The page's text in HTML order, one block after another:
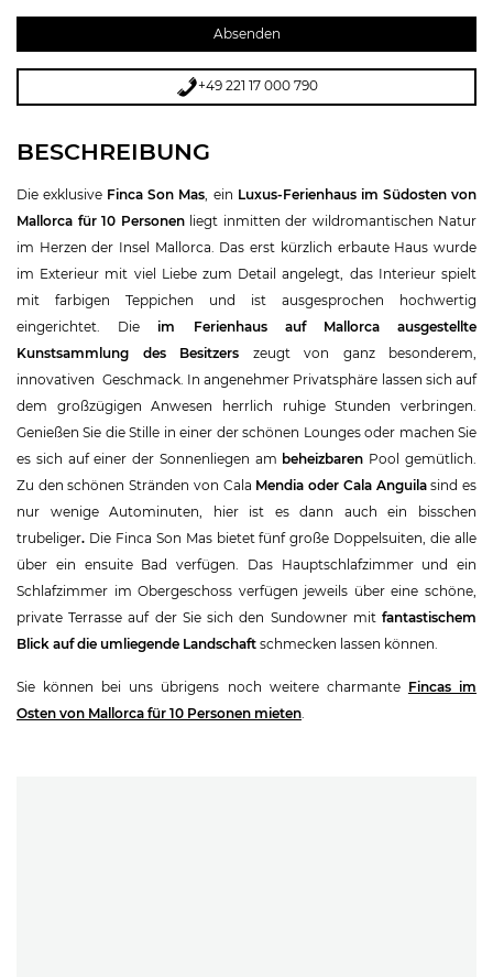
+49 221 17 000 790
BESCHREIBUNG
Die exklusive Finca Son Mas , ein Luxus-Ferienhaus im Südosten von
Mallorca für 10 Personenliegt inmitten der wildromantischen Natur
im Herzen der Insel Mallorca. Das erst kürzlich erbaute Haus wurde
im Exterieur mit viel Liebe zum Detail angelegt, das Interieur spielt
mit farbigen Teppichen und ist ausgesprochen hochwertig
eingerichtet. Die im Ferienhaus auf Mallorca ausgestellte
Kunstsammlung des Besitzers zeugt von ganz besonderem,
innovativen Geschmack. In angenehmer Privatsphäre lassen sich auf
dem großzügigen Anwesen herrlich ruhige Stunden verbringen.
Genießen Sie die Stille in einer der schönen Lounges oder machen Sie
es sich auf einer der Sonnenliegen am beheizbaren Pool gemütlich.
Zu den schönen Stränden von Cala Mendia oder Cala Anguilasind es
nur wenige Autominuten, hier ist es dann auch ein bisschen
trubeliger. Die Finca Son Mas bietet fünf große Doppelsuiten, die alle
über ein ensuite Bad verfügen. Das Hauptschlafzimmer und ein
Schlafzimmer im Obergeschoss verfügen jeweils über eine schöne,
private Terrasse auf der Sie sich den Sundowner mit fantastischem
Blick auf die umliegende Landschaft schmecken lassen können.
Sie können bei uns übrigens noch weitere charmante Fincas im
Osten von Mallorca für 10 Personen mieten